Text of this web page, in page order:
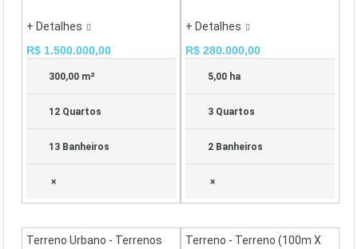
+ Detalhes
R$ 1.500.000,00
300,00 m²
12 Quartos
13 Banheiros
×
+ Detalhes
R$ 280.000,00
5,00 ha
3 Quartos
2 Banheiros
×
Terreno Urbano - Terrenos
Terreno - Terreno (100m X